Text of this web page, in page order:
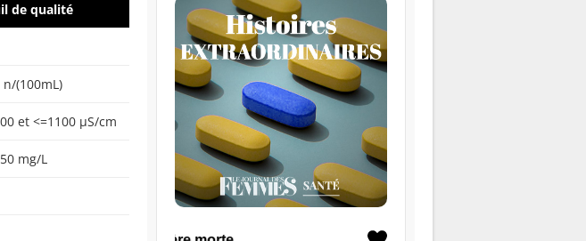
de qualité
n/(100mL)
et <=1100 µS/cm
mg/L